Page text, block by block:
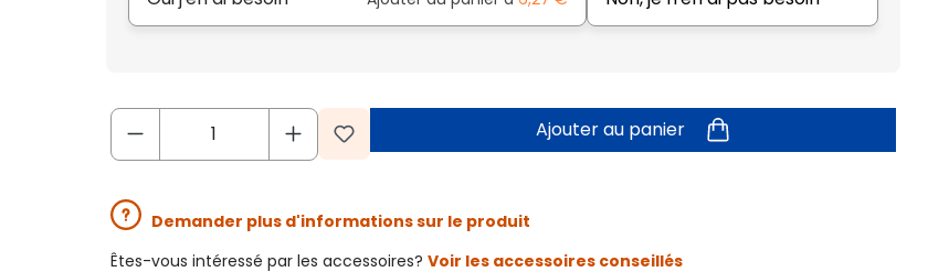
Ajouter au panier
Demander plus d'informations sur le produit
Êtes-vous intéressé par les accessoires? Voir les accessoires conseillés